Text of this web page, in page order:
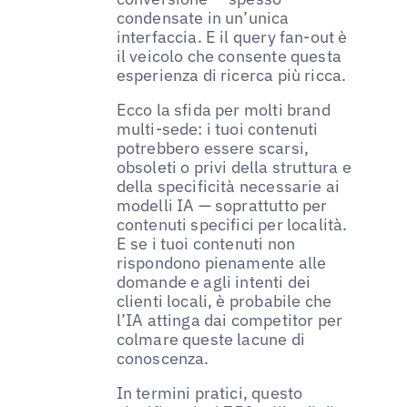
condensate in un’unica
interfaccia. E il query fan-out è
il veicolo che consente questa
esperienza di ricerca più ricca.
Ecco la sfida per molti brand
multi-sede: i tuoi contenuti
potrebbero essere scarsi,
obsoleti o privi della struttura e
della specificità necessarie ai
modelli IA — soprattutto per
contenuti specifici per località.
E se i tuoi contenuti non
rispondono pienamente alle
domande e agli intenti dei
clienti locali, è probabile che
l’IA attinga dai competitor per
colmare queste lacune di
conoscenza.
In termini pratici, questo